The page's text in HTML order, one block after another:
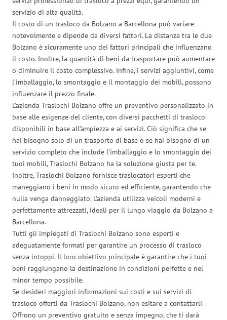
servizio di alta qualità.
Il costo di un trasloco da Bolzano a Barcellona può variare
notevolmente e dipende da diversi fattori. La distanza tra le due
Bolzano è sicuramente uno dei fattori principali che influenzano
il costo. Inoltre, la quantità di beni da trasportare può aumentare
o diminuire il costo complessivo. Infine, i servizi aggiuntivi, come
l’imballaggio, lo smontaggio e il montaggio dei mobili, possono
influenzare il prezzo finale.
L’azienda Traslochi Bolzano offre un preventivo personalizzato in
base alle esigenze del cliente, con diversi pacchetti di trasloco
disponibili in base all’ampiezza e ai servizi. Ciò significa che se
hai bisogno solo di un trasporto di base o se hai bisogno di un
servizio completo che include l’imballaggio e lo smontaggio dei
tuoi mobili, Traslochi Bolzano ha la soluzione giusta per te.
Inoltre, Traslochi Bolzano fornisce traslocatori esperti che
maneggiano i beni in modo sicuro ed efficiente, garantendo che
nulla venga danneggiato. L’azienda utilizza veicoli moderni e
perfettamente attrezzati, ideali per il lungo viaggio da Bolzano a
Barcellona.
Tutti gli impiegati di Traslochi Bolzano sono esperti e
adeguatamente formati per garantire un processo di trasloco
senza intoppi. Il loro obiettivo principale è garantire che i tuoi
beni raggiungano la destinazione in condizioni perfette e nel
minor tempo possibile.
Se desideri maggiori informazioni sui costi e sui servizi di
trasloco offerti da Traslochi Bolzano, non esitare a contattarli.
Offrono un preventivo gratuito e senza impegno, che ti darà